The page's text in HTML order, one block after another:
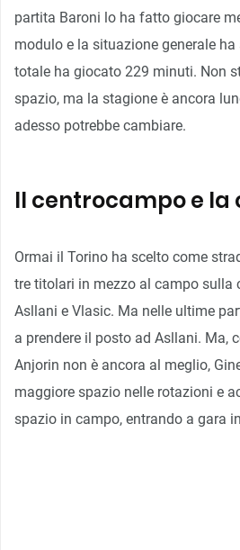
partita Baroni lo ha fatto giocare
modulo e la situazione generale
totale ha giocato 229 minuti. Non
spazio, ma la stagione è ancora
adesso potrebbe cambiare.
Il centrocampo e la
Ormai il Torino ha scelto come
tre titolari in mezzo al campo sulla
Asllani e Vlasic. Ma nelle ultime
a prendere il posto ad Asllani. Ma,
Anjorin non è ancora al meglio,
maggiore spazio nelle rotazioni e
spazio in campo, entrando a gara